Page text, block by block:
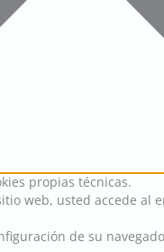
propias técnicas.
web, usted accede al
de su